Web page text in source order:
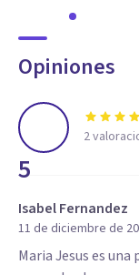
Opiniones
5
2
Isabel Fernandez
11 de diciembre de
Maria Jesus es